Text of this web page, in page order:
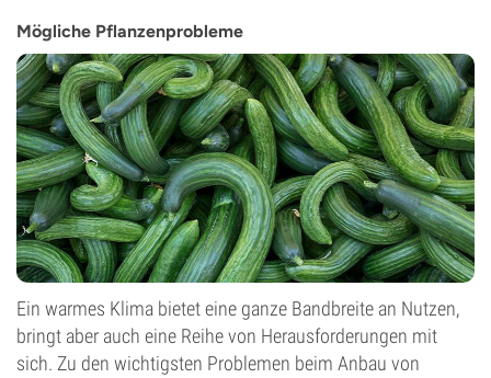
Mögliche Pflanzenprobleme
Ein warmes Klima bietet eine ganze Bandbreite an Nutzen,
bringt aber auch eine Reihe von Herausforderungen mit
sich. Zu den wichtigsten Problemen beim Anbau von